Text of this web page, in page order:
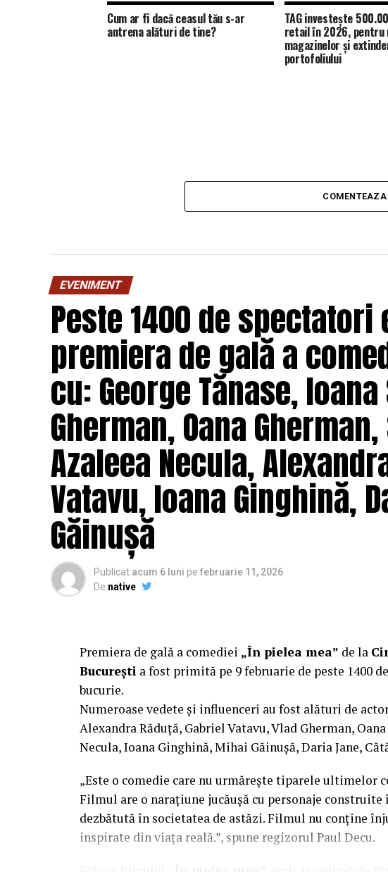
Cum ar fi dacă ceasul tău s-ar
antrena alături de tine?
TAG investește
retail în 2026, pentru
magazinelor și
portofoliului
COMENTEAZA
EVENIMENT
Peste 1400 de
premiera de gală a
cu: George Tănase,
Gherman, Oana
Azaleea Necula,
Vatavu, Ioana Ginghină,
Găinușă
Publicat acum 6 luni pe februarie 11, 2026
De native
Premiera de gală a comediei „În pielea mea” de la
București a fost primită pe 9 februarie de peste 1400
bucurie.
Numeroase vedete și influenceri au fost alături de
Alexandra Răduță, Gabriel Vatavu, Vlad Gherman,
Necula, Ioana Ginghină, Mihai Găinușă, Daria Jane,
„Este o comedie care nu urmărește tiparele
Filmul are o narațiune jucăușă cu personaje
dezbătută în societatea de astăzi. Filmul nu conține
inspirate din viața reală.”, spune regizorul Paul Decu.